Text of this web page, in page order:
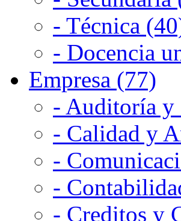
- Técnica
- Docencia
Empresa (77)
- Auditoría
- Calidad y
-
-
- Creditos y